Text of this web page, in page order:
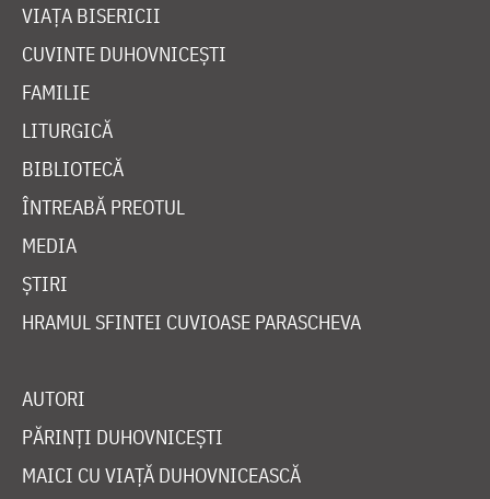
VIAȚA BISERICII
CUVINTE DUHOVNICEȘTI
FAMILIE
LITURGICĂ
BIBLIOTECĂ
ÎNTREABĂ PREOTUL
MEDIA
ȘTIRI
HRAMUL SFINTEI CUVIOASE PARASCHEVA
AUTORI
PĂRINȚI DUHOVNICEȘTI
MAICI CU VIAȚĂ DUHOVNICEASCĂ